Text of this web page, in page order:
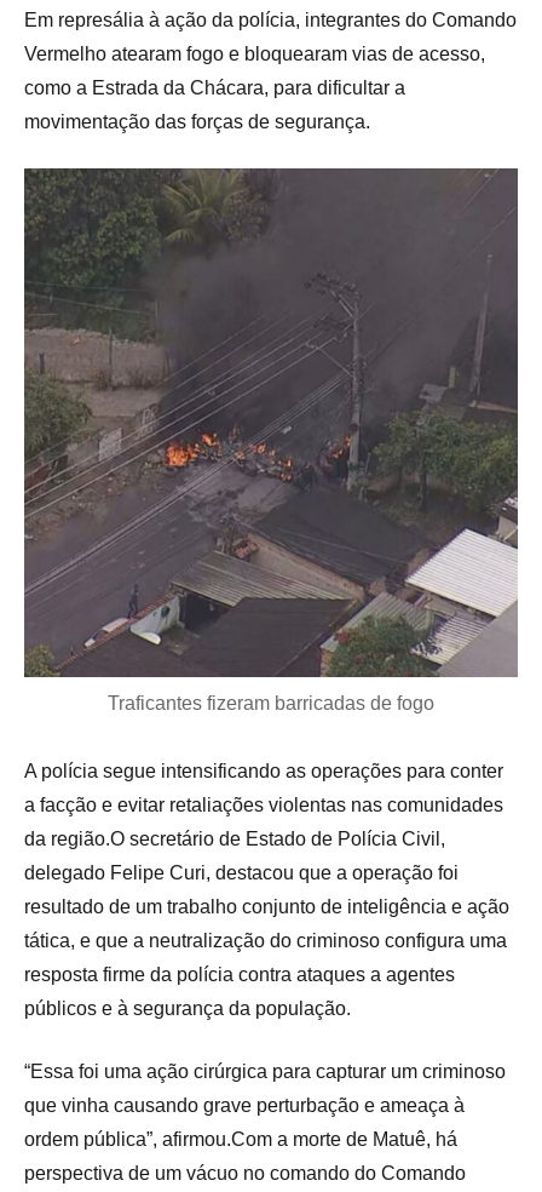
Em represália à ação da polícia, integrantes do Comando
Vermelho atearam fogo e bloquearam vias de acesso,
como a Estrada da Chácara, para dificultar a
movimentação das forças de segurança.
Traficantes fizeram barricadas de fogo
A polícia segue intensificando as operações para conter
a facção e evitar retaliações violentas nas comunidades
da região.O secretário de Estado de Polícia Civil,
delegado Felipe Curi, destacou que a operação foi
resultado de um trabalho conjunto de inteligência e ação
tática, e que a neutralização do criminoso configura uma
resposta firme da polícia contra ataques a agentes
públicos e à segurança da população.
“Essa foi uma ação cirúrgica para capturar um criminoso
que vinha causando grave perturbação e ameaça à
ordem pública”, afirmou.Com a morte de Matuê, há
perspectiva de um vácuo no comando do Comando